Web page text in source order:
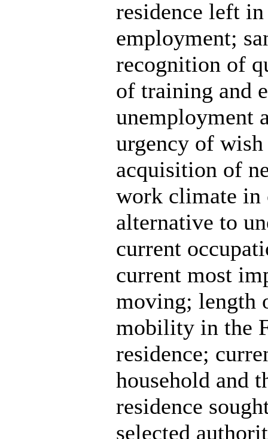
residence left
employment;
recognition of
of training and
unemployment
urgency of
acquisition of
work climate in
alternative to
current
current most
moving; length
mobility in the
residence;
household and
residence
selected